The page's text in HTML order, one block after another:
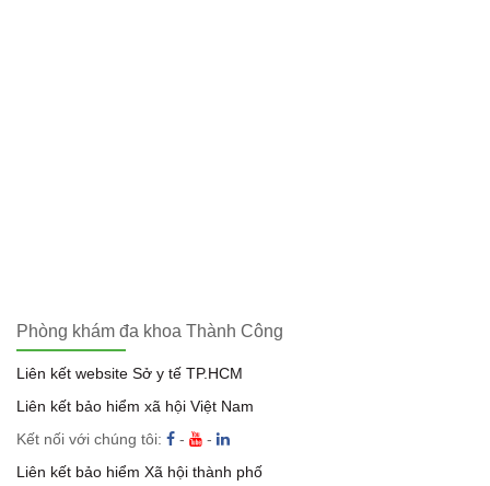
Phòng khám đa khoa Thành Công
Liên kết website Sở y tế TP.HCM
Liên kết bảo hiểm xã hội Việt Nam
Kết nối với chúng tôi:
-
-
Liên kết bảo hiểm Xã hội thành phố